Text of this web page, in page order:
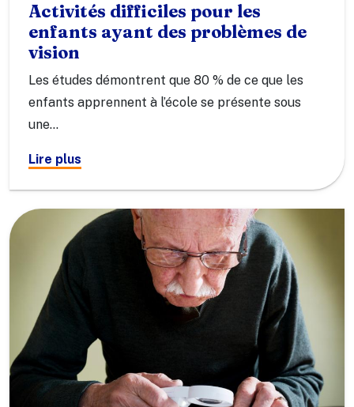
Activités difficiles pour les
enfants ayant des problèmes de
vision
Les études démontrent que 80 % de ce que les
enfants apprennent à l’école se présente sous
une…
Lire plus